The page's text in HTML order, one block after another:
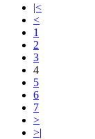
|<
<
1
2
3
4
5
6
7
>
>|